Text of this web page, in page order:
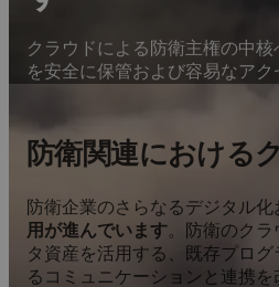
クラウドによる防衛主権の中
を安全に保管および容易なアク
防衛関連における
防衛企業のさらなるデジタル化
用が進んでいます。防衛のク
タ資産を活用する、既存プロ
るコミュニケーションと連携